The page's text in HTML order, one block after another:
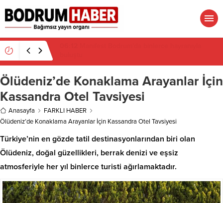
Ölüdeniz’de Konaklama Arayanlar İçin
Kassandra Otel Tavsiyesi
Anasayfa
FARKLI HABER
Ölüdeniz’de Konaklama Arayanlar İçin Kassandra Otel Tavsiyesi
Türkiye’nin en gözde tatil destinasyonlarından biri olan
Ölüdeniz, doğal güzellikleri, berrak denizi ve eşsiz
atmosferiyle her yıl binlerce turisti ağırlamaktadır.